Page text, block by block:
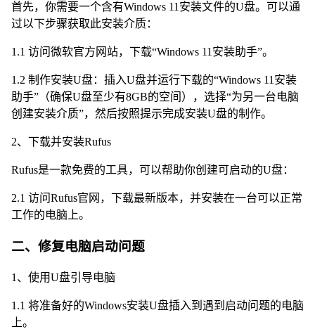
首先，你需要一个含有Windows 11安装文件的U盘。可以通
过以下步骤获取此安装介质：
1.1 访问微软官方网站，下载“Windows 11安装助手”。
1.2 制作安装U盘：插入U盘并运行下载的“Windows 11安装
助手”（确保U盘至少有8GB的空间），选择“为另一台电脑
创建安装介质”，然后按照提示完成安装U盘的制作。
2、下载并安装Rufus
Rufus是一款免费的工具，可以帮助你创建可启动的U盘：
2.1 访问Rufus官网，下载最新版本，并安装在一台可以正常
工作的电脑上。
二、修复电脑启动问题
1、使用U盘引导电脑
1.1 将准备好的Windows安装U盘插入到遇到启动问题的电脑
上。